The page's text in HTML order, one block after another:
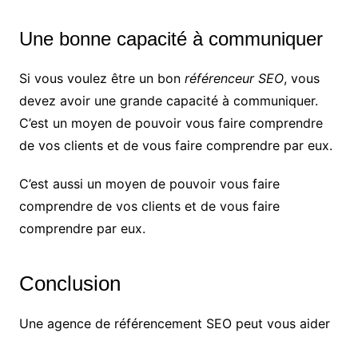
Une bonne capacité à communiquer
Si vous voulez être un bon référenceur SEO, vous
devez avoir une grande capacité à communiquer.
C’est un moyen de pouvoir vous faire comprendre
de vos clients et de vous faire comprendre par eux.
C’est aussi un moyen de pouvoir vous faire
comprendre de vos clients et de vous faire
comprendre par eux.
Conclusion
Une agence de référencement SEO peut vous aider